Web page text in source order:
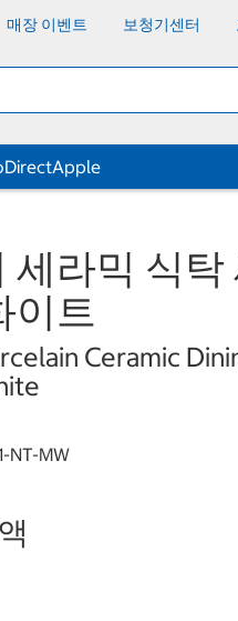
매장 이벤트 보청기센터
Apple
세라믹 식
이트
Ceramic
NT-MW